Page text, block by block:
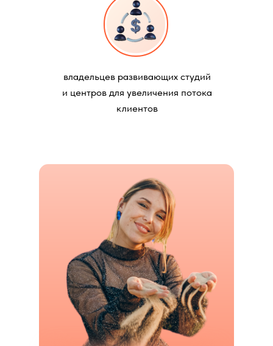
владельцев развивающих студий
и центров для увеличения потока
клиентов